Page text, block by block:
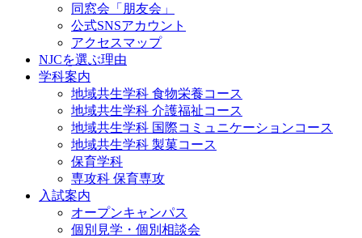
同窓会「朋友会」
公式SNSアカウント
アクセスマップ
NJCを選ぶ理由
学科案内
地域共⽣学科 ⾷物栄養コース
地域共生学科 介護福祉コース
地域共生学科 国際コミュニケーションコース
地域共⽣学科 製菓コース
保育学科
専攻科 保育専攻
入試案内
オープンキャンパス
個別⾒学・個別相談会